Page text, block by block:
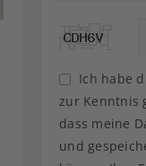
Ich habe
zur Kenntnis
dass meine
und